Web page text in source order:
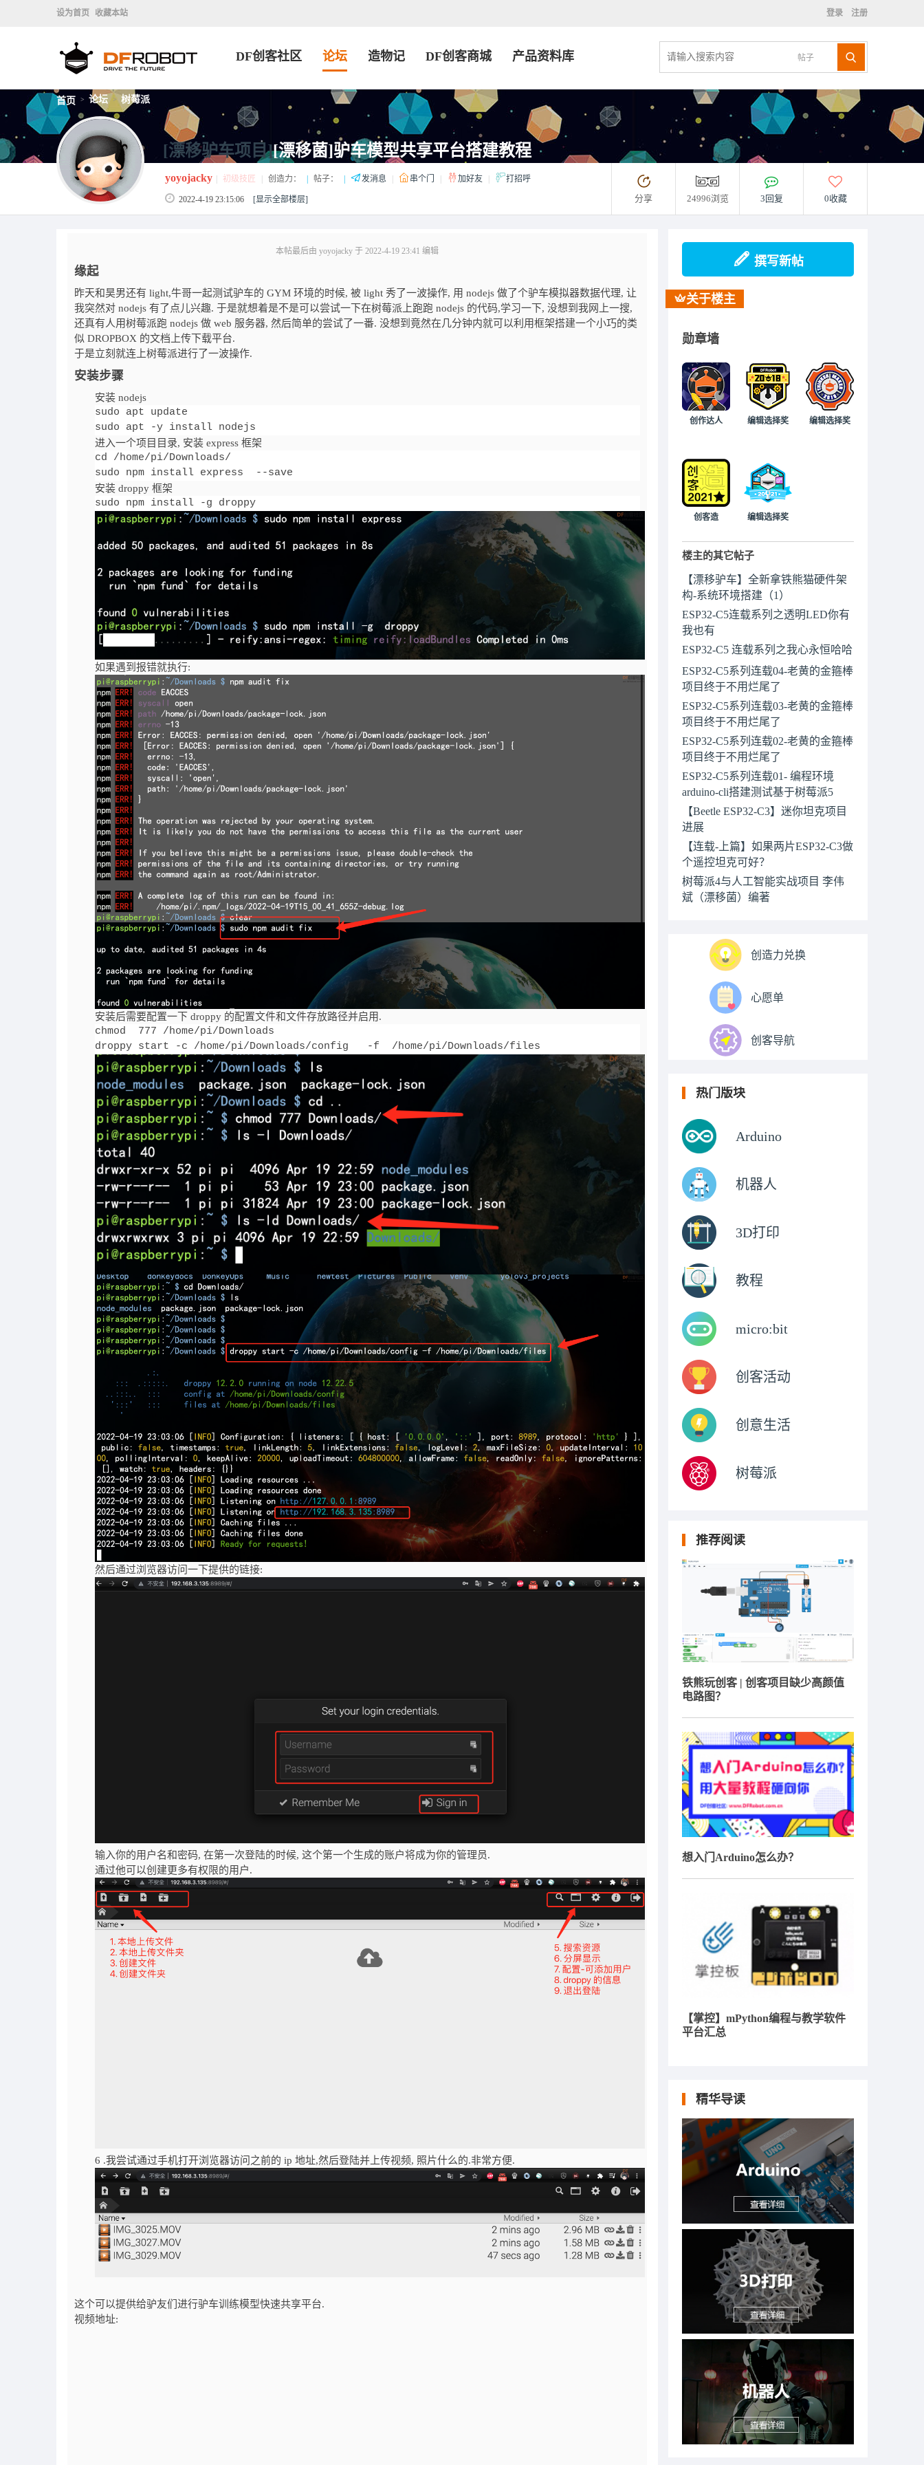
设为首页 收藏本站 登录 注册
帖子
DF创客社区 论坛 造物记 DF创客商城 产品资料库
首页 > 论坛 > 树莓派
[漂移驴车项目][漂移菌]驴车模型共享平台搭建教程
yoyojacky 初级技匠 创造力： 帖子： 发消息 串个门 加好友 打招呼
2022-4-19 23:15:06 [显示全部楼层] 分享 24996浏览 3回复 0收藏
本帖最后由 yoyojacky 于 2022-4-19 23:41 编辑
缘起
昨天和昊男还有 light,牛哥一起测试驴车的 GYM 环境的时候, 被 light 秀了一波操作, 用 nodejs 做了个驴车模拟器数据代理, 让
我突然对 nodejs 有了点儿兴趣. 于是就想着是不是可以尝试一下在树莓派上跑跑 nodejs 的代码,学习一下, 没想到我网上一搜,
还真有人用树莓派跑 nodejs 做 web 服务器, 然后简单的尝试了一番. 没想到竟然在几分钟内就可以利用框架搭建一个小巧的类
似 DROPBOX 的文档上传下载平台.
于是立刻就连上树莓派进行了一波操作.
安装步骤
安装 nodejs
sudo apt update
sudo apt -y install nodejs
进入一个项目目录, 安装 express 框架
cd /home/pi/Downloads/
sudo npm install express  --save
安装 droppy 框架
sudo npm install -g droppy
如果遇到报错就执行:
安装后需要配置一下 droppy 的配置文件和文件存放路径并启用.
chmod  777 /home/pi/Downloads
droppy start -c /home/pi/Downloads/config   -f  /home/pi/Downloads/files
然后通过浏览器访问一下提供的链接:
输入你的用户名和密码, 在第一次登陆的时候, 这个第一个生成的账户将成为你的管理员.
通过他可以创建更多有权限的用户.
6 .我尝试通过手机打开浏览器访问之前的 ip 地址,然后登陆并上传视频, 照片什么的.非常方便.
这个可以提供给驴友们进行驴车训练模型快速共享平台.
视频地址:
撰写新帖
关于楼主
勋章墙
创作达人 编辑选择奖 编辑选择奖
创客造 编辑选择奖
楼主的其它帖子
【漂移驴车】全新拿铁熊猫硬件架
构-系统环境搭建（1）
ESP32-C5连载系列之透明LED你有
我也有
ESP32-C5 连载系列之我心永恒哈哈
ESP32-C5系列连载04-老黄的金箍棒
项目终于不用烂尾了
ESP32-C5系列连载03-老黄的金箍棒
项目终于不用烂尾了
ESP32-C5系列连载02-老黄的金箍棒
项目终于不用烂尾了
ESP32-C5系列连载01- 编程环境
arduino-cli搭建测试基于树莓派5
【Beetle ESP32-C3】迷你坦克项目
进展
【连载-上篇】如果两片ESP32-C3做
个遥控坦克可好？
树莓派4与人工智能实战项目 李伟
斌（漂移菌）编著
创造力兑换
心愿单
创客导航
热门版块
Arduino
机器人
3D打印
教程
micro:bit
创客活动
创意生活
树莓派
推荐阅读
铁熊玩创客 | 创客项目缺少高颜值
电路图？
想入门Arduino怎么办？
【掌控】mPython编程与教学软件
平台汇总
精华导读